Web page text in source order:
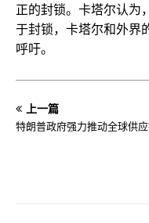
正的封锁。卡塔尔认为
于封锁，卡塔尔和外界
呼吁。
上一篇
特朗普政府强力推动全球供